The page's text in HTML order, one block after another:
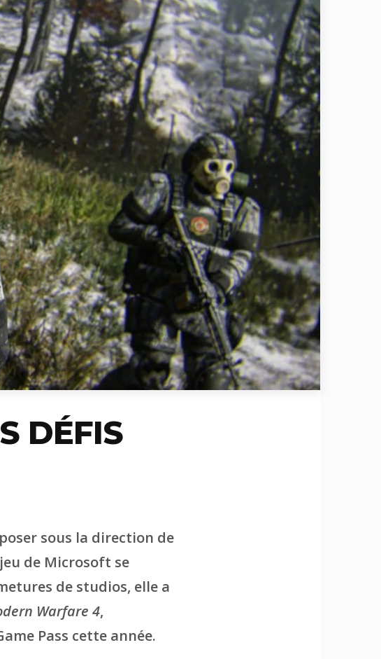
DÉFIS
sous la direction de
de Microsoft se
de studios, elle a
Warfare 4,
Pass cette année.